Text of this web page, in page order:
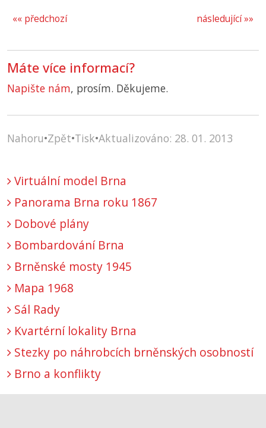
následující »»
«« předchozí
Máte více informací?
Napište nám, prosím. Děkujeme.
Nahoru•Zpět•Tisk•Aktualizováno: 28. 01. 2013
Virtuální model Brna
Panorama Brna roku 1867
Dobové plány
Bombardování Brna
Brněnské mosty 1945
Mapa 1968
Sál Rady
Kvartérní lokality Brna
Stezky po náhrobcích brněnských osobností
Brno a konflikty